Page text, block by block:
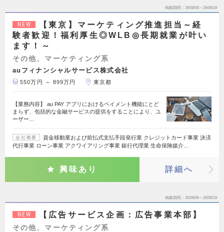
掲載期間 26/08/06～26/08/19
NEW
【東京】マーケティング推進担当～経
験者歓迎！福利厚生◎WLB◎長期就業が叶い
ます！～
その他、マーケティング系
auフィナンシャルサービス株式会社
550万円 ～ 899万円 東京都
【業務内容】 au PAY アプリにおけるペイメント機能にとど
まらず、包括的な金融サービスの提供をすることにより、ユ
ーザー…
会社概要
資金移動業および前払式支払手段発行業 クレジットカード事業 決済
代行事業 ローン事業 アクワイアリング事業 銀行代理業 生命保険媒介…
興味あり 詳細へ
掲載期間 26/08/06～26/08/19
NEW 【広告サービス企画：広告事業本部】
その他、マーケティング系